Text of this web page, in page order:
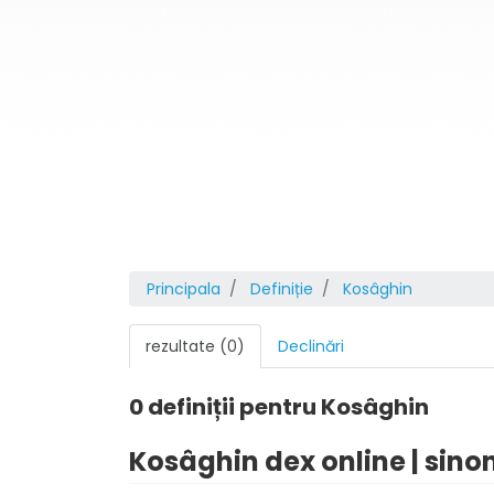
Principala Definiție Kosâghin
rezultate (0) Declinări
0 definiții pentru Kosâghin
Kosâghin dex online |